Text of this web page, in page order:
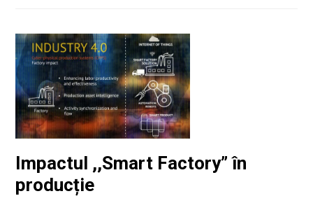
Impactul ,,Smart Factory” în
producție